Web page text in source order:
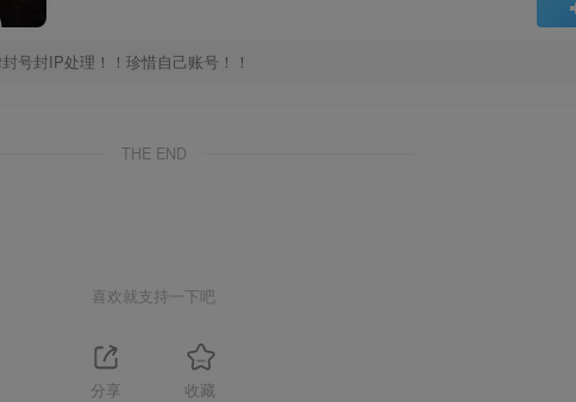
号封IP处理！！珍惜自己账号！！
THE END
喜欢就支持一下吧
分享 收藏